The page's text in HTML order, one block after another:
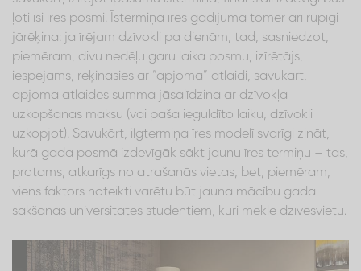
ļoti īsi īres posmi. Īstermiņa īres gadījumā tomēr arī rūpīgi
jārēķina: ja īrējam dzīvokli pa dienām, tad, sasniedzot,
piemēram, divu nedēļu garu laika posmu, izīrētājs,
iespējams, rēķināsies ar “apjoma” atlaidi, savukārt,
apjoma atlaides summa jāsalīdzina ar dzīvokļa
uzkopšanas maksu (vai paša ieguldīto laiku, dzīvokli
uzkopjot). Savukārt, ilgtermiņa īres modelī svarīgi zināt,
kurā gada posmā izdevīgāk sākt jaunu īres termiņu – tas,
protams, atkarīgs no atrašanās vietas, bet, piemēram,
viens faktors noteikti varētu būt jauna mācību gada
sākšanās universitātes studentiem, kuri meklē dzīvesvietu.